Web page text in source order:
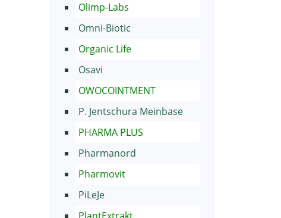
Olimp-Labs
Omni-Biotic
Organic Life
Osavi
OWOCOINTMENT
P. Jentschura Meinbase
PHARMA PLUS
Pharmanord
Pharmovit
PiLeJe